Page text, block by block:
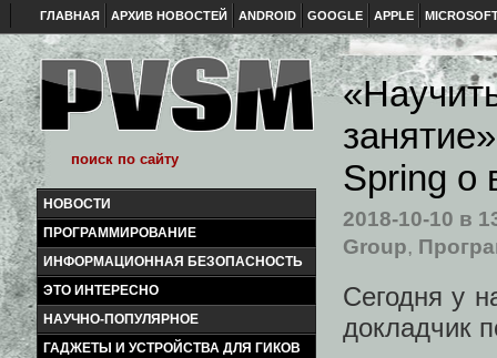
ГЛАВНАЯ АРХИВ НОВОСТЕЙ ANDROID GOOGLE APPLE
НОВОСТИ
ПРОГРАММИРОВАНИЕ
ИНФОРМАЦИОННАЯ БЕЗОПАСНОСТЬ
ЭТО ИНТЕРЕСНО
НАУЧНО-ПОПУЛЯРНОЕ
ГАДЖЕТЫ И УСТРОЙСТВА ДЛЯ ГИКОВ
Spring о
2018-10-10 в
Group,
Сегодня у
докладчик